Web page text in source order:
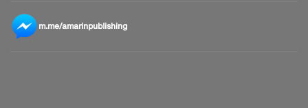
m.me/amarinpublishing